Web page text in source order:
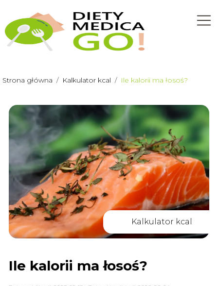
Strona główna / Kalkulator kcal / Ile kalorii ma łosoś?
Kalkulator kcal
Ile kalorii ma łosoś?